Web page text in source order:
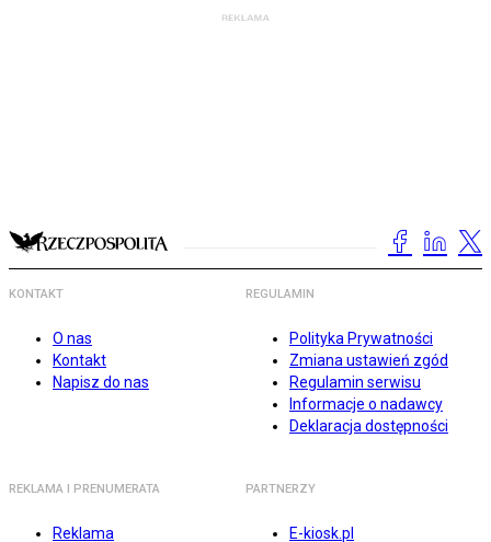
KONTAKT
O nas
Kontakt
Napisz do nas
REGULAMIN
Polityka Prywatności
Zmiana ustawień zgód
Regulamin serwisu
Informacje o nadawcy
Deklaracja dostępności
REKLAMA I PRENUMERATA
Reklama
PARTNERZY
E-kiosk.pl